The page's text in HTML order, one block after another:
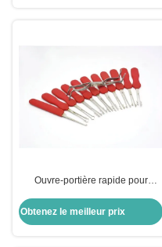
Ouvre-portière rapide pour
serrurier, ensemble de 11 pièces
Obtenez le meilleur prix